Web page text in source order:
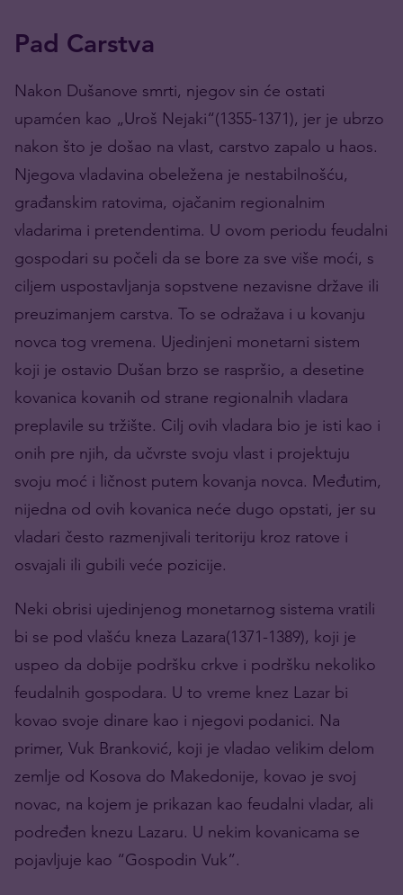
Pad Carstva
Nakon Dušanove smrti, njegov sin će ostati
upamćen kao „Uroš Nejaki“(1355-1371), jer je ubrzo
nakon što je došao na vlast, carstvo zapalo u haos.
Njegova vladavina obeležena je nestabilnošću,
građanskim ratovima, ojačanim regionalnim
vladarima i pretendentima. U ovom periodu feudalni
gospodari su počeli da se bore za sve više moći, s
ciljem uspostavljanja sopstvene nezavisne države ili
preuzimanjem carstva. To se odražava i u kovanju
novca tog vremena. Ujedinjeni monetarni sistem
koji je ostavio Dušan brzo se raspršio, a desetine
kovanica kovanih od strane regionalnih vladara
preplavile su tržište. Cilj ovih vladara bio je isti kao i
onih pre njih, da učvrste svoju vlast i projektuju
svoju moć i ličnost putem kovanja novca. Međutim,
nijedna od ovih kovanica neće dugo opstati, jer su
vladari često razmenjivali teritoriju kroz ratove i
osvajali ili gubili veće pozicije.
Neki obrisi ujedinjenog monetarnog sistema vratili
bi se pod vlašću kneza Lazara(1371-1389), koji je
uspeo da dobije podršku crkve i podršku nekoliko
feudalnih gospodara. U to vreme knez Lazar bi
kovao svoje dinare kao i njegovi podanici. Na
primer, Vuk Branković, koji je vladao velikim delom
zemlje od Kosova do Makedonije, kovao je svoj
novac, na kojem je prikazan kao feudalni vladar, ali
podređen knezu Lazaru. U nekim kovanicama se
pojavljuje kao “Gospodin Vuk”.